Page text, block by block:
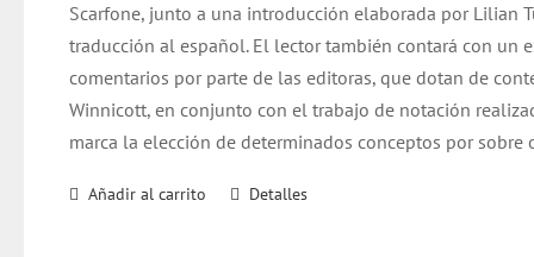
Scarfone, junto a una introducción elaborada por Lilian
traducción al español. El lector también contará con un
comentarios por parte de las editoras, que dotan de
Winnicott, en conjunto con el trabajo de notación
marca la elección de determinados conceptos por sobre
Añadir al carrito Detalles